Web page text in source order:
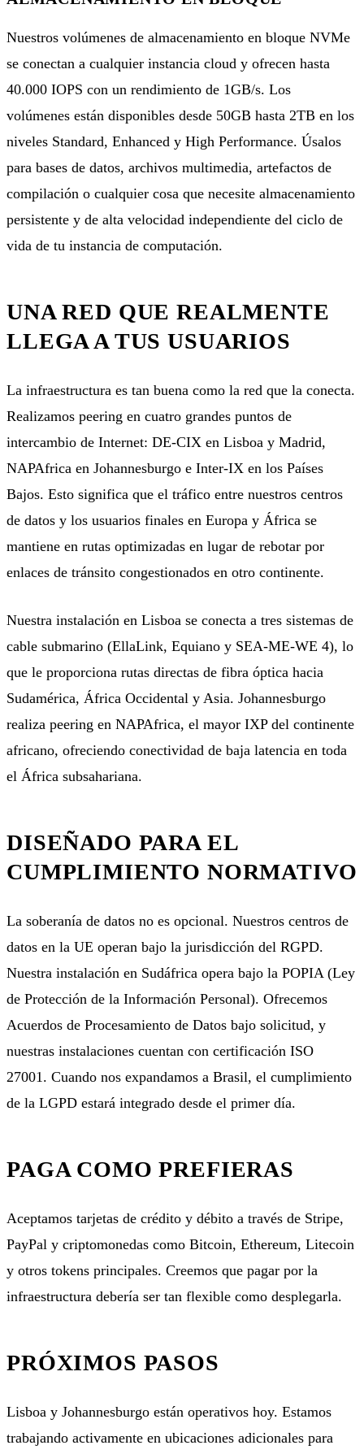
Nuestros volúmenes de almacenamiento en bloque NVMe
se conectan a cualquier instancia cloud y ofrecen hasta
40.000 IOPS con un rendimiento de 1GB/s. Los
volúmenes están disponibles desde 50GB hasta 2TB en los
niveles Standard, Enhanced y High Performance. Úsalos
para bases de datos, archivos multimedia, artefactos de
compilación o cualquier cosa que necesite almacenamiento
persistente y de alta velocidad independiente del ciclo de
vida de tu instancia de computación.
UNA RED QUE REALMENTE
LLEGA A TUS USUARIOS
La infraestructura es tan buena como la red que la conecta.
Realizamos peering en cuatro grandes puntos de
intercambio de Internet: DE-CIX en Lisboa y Madrid,
NAPAfrica en Johannesburgo e Inter-IX en los Países
Bajos. Esto significa que el tráfico entre nuestros centros
de datos y los usuarios finales en Europa y África se
mantiene en rutas optimizadas en lugar de rebotar por
enlaces de tránsito congestionados en otro continente.
Nuestra instalación en Lisboa se conecta a tres sistemas de
cable submarino (EllaLink, Equiano y SEA-ME-WE 4), lo
que le proporciona rutas directas de fibra óptica hacia
Sudamérica, África Occidental y Asia. Johannesburgo
realiza peering en NAPAfrica, el mayor IXP del continente
africano, ofreciendo conectividad de baja latencia en toda
el África subsahariana.
DISEÑADO PARA EL
CUMPLIMIENTO NORMATIVO
La soberanía de datos no es opcional. Nuestros centros de
datos en la UE operan bajo la jurisdicción del RGPD.
Nuestra instalación en Sudáfrica opera bajo la POPIA (Ley
de Protección de la Información Personal). Ofrecemos
Acuerdos de Procesamiento de Datos bajo solicitud, y
nuestras instalaciones cuentan con certificación ISO
27001. Cuando nos expandamos a Brasil, el cumplimiento
de la LGPD estará integrado desde el primer día.
PAGA COMO PREFIERAS
Aceptamos tarjetas de crédito y débito a través de Stripe,
PayPal y criptomonedas como Bitcoin, Ethereum, Litecoin
y otros tokens principales. Creemos que pagar por la
infraestructura debería ser tan flexible como desplegarla.
PRÓXIMOS PASOS
Lisboa y Johannesburgo están operativos hoy. Estamos
trabajando activamente en ubicaciones adicionales para